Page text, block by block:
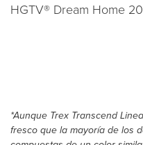
HGTV® Dream Home
*Aunque Trex Transcend
fresco que la mayoría de los